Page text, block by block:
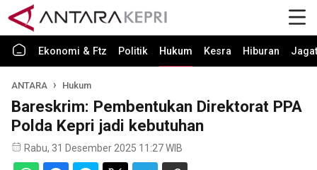
Ekonomi & Ftz Politik Hukum Kesra Hiburan Jagat
ANTARA Hukum
Bareskrim: Pembentukan Direktorat PPA
Polda Kepri jadi kebutuhan
Rabu, 31 Desember 2025 11:27 WIB